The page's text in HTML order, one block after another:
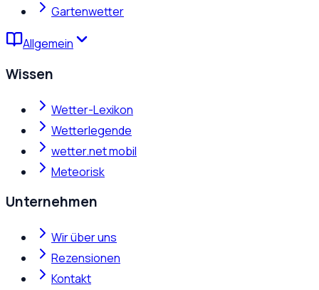
Gartenwetter
Allgemein
Wissen
Wetter-Lexikon
Wetterlegende
wetter.net mobil
Meteorisk
Unternehmen
Wir über uns
Rezensionen
Kontakt